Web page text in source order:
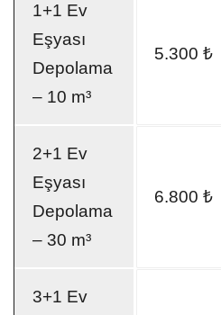
1+1 Ev
Eşyası
Depolama
– 10 m³
5.300 ₺
2+1 Ev
Eşyası
Depolama
– 30 m³
6.800 ₺
3+1 Ev